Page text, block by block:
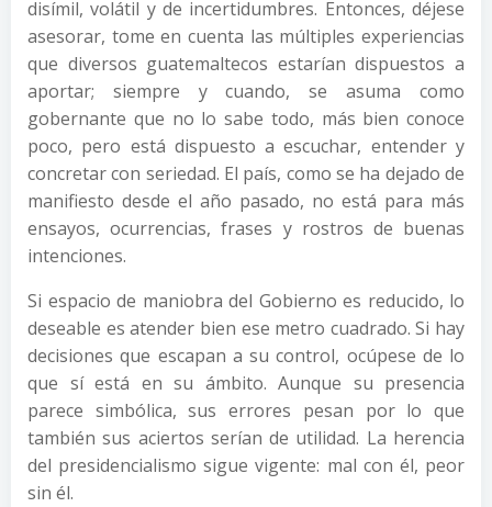
disímil, volátil y de incertidumbres. Entonces, déjese
asesorar, tome en cuenta las múltiples experiencias
que diversos guatemaltecos estarían dispuestos a
aportar; siempre y cuando, se asuma como
gobernante que no lo sabe todo, más bien conoce
poco, pero está dispuesto a escuchar, entender y
concretar con seriedad. El país, como se ha dejado de
manifiesto desde el año pasado, no está para más
ensayos, ocurrencias, frases y rostros de buenas
intenciones.
Si espacio de maniobra del Gobierno es reducido, lo
deseable es atender bien ese metro cuadrado. Si hay
decisiones que escapan a su control, ocúpese de lo
que sí está en su ámbito. Aunque su presencia
parece simbólica, sus errores pesan por lo que
también sus aciertos serían de utilidad. La herencia
del presidencialismo sigue vigente: mal con él, peor
sin él.